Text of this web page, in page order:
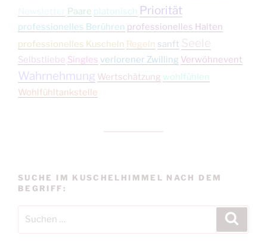
Paare platonisch Priorität
professionelles Berühren professionelles Halten
professionelles Kuscheln Regeln sanft Seele
Selbstliebe Singles verlorener Zwilling Verwöhnevent
Wahrnehmung Wertschätzung wohlfühlen
Wohlfühltankstelle
SUCHE IM KUSCHELHIMMEL NACH DEM
BEGRIFF: